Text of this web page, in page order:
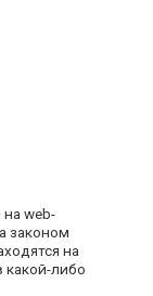
web-
законом
на
какой-либо